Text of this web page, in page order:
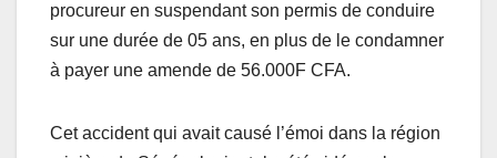
procureur en suspendant son permis de conduire
sur une durée de 05 ans, en plus de le condamner
à payer une amende de 56.000F CFA.
Cet accident qui avait causé l’émoi dans la région